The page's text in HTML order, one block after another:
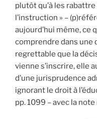
plutôt qu’à les rabattre
l’instruction » –
aujourd’hui même, ce
comprendre dans une
regrettable que la
vienne s’inscrire, elle
d’une jurisprudence
ignorant le droit à
pp. 1099 – avec la